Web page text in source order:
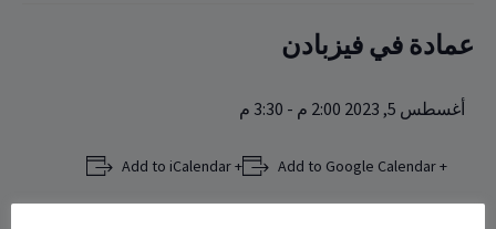
عمادة في فيزبادن
أغسطس 5, 2023 2:00 م - 3:30 م
+ Add to Google Calendar
+ Add to iCalendar